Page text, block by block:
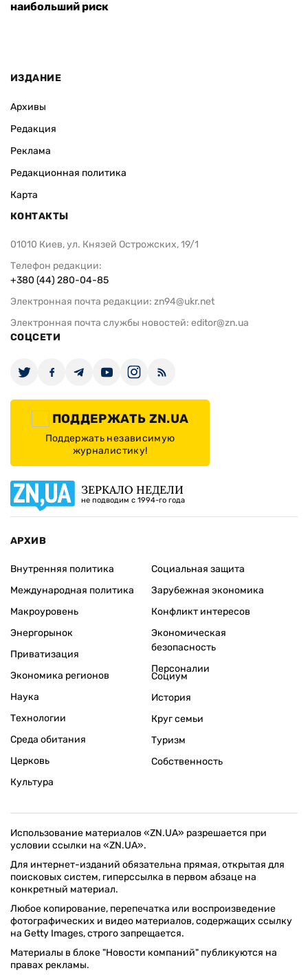
наибольший риск
ИЗДАНИЕ
Архивы
Редакция
Реклама
Редакционная политика
Карта
КОНТАКТЫ
01010 Киев, ул. Князей Острожских, 19/1
Телефон редакции:
+380 (44) 280-04-85
Электронная почта редакции: zn94@ukr.net
Электронная почта службы новостей: editor@zn.ua
СОЦСЕТИ
ПОДДЕРЖАТЬ ZN.UA
Поддержать независимую
журналистику!
ЗЕРКАЛО НЕДЕЛИ
не подводим с 1994-го года
АРХИВ
Внутренняя политика
Международная политика
Макроуровень
Энергорынок
Приватизация
Экономика регионов
Социальная защита
Зарубежная экономика
Конфликт интересов
Экономическая
безопасность
Персоналии
Наука
Технологии
Среда обитания
Церковь
Культура
Социум
История
Круг семьи
Туризм
Собственность
Использование материалов «ZN.UA» разрешается при
условии ссылки на «ZN.UA».
Для интернет-изданий обязательна прямая, открытая для
поисковых систем, гиперссылка в первом абзаце на
конкретный материал.
Любое копирование, перепечатка или воспроизведение
фотографических и видео материалов, содержащих ссылку
на Getty Images, строго запрещается.
Материалы в блоке "Новости компаний" публикуются на
правах рекламы.